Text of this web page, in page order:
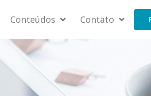
Conteúdos Contato